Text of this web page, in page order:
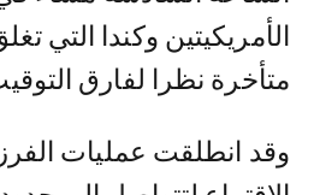
الأمريكيتين وكندا التي
متأخرة نظرا لفارق
وقد انطلقت عمليات